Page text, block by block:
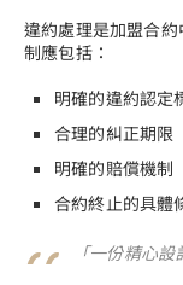
違約處理是加盟合
制應包括：
明確的違約認定
合理的糾正期限
明確的賠償機制
合約終止的具體
「一份精心